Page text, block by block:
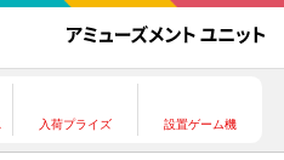
入荷プライズ 設置ゲーム機